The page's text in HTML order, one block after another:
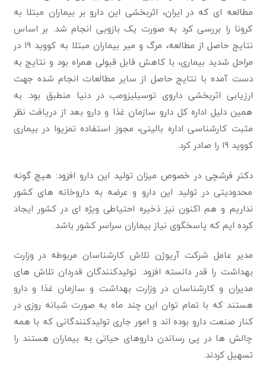
مطالعه ای که در ایران، اثربخشی این دارو بر بیماران مبتلا به
کرونا را بررسی کرد به صورت یک بازویی انجام شد. بر اساس
نتایج حاصل از مطالعه، مرگ و میر بیماران مبتلا به کووید ۱۹ در
مراحل شدید بیماری، با کاهش قابل قبولی همراه بود و نتایج به
دست آمده با نتایج حاصل از سایر مطالعات انجام شده جهت
ارزیابی اثربخشی داروی توسیلیزومب در دنیا منطبق بود. به
همین دلیل اداره کل دارو سازمان غذا و دارو بعد از دریافت نظر
مثبت کارشناسی اداره بالینی، مجوز استفاده تمزیوا در بیماری
کووید ۱۹ را صادر کرد.
دکتر فرشچی در خصوص میزان تولید این دارو افزود: هیچ گونه
محدودیتی در تولید این دارو و عرضه به داروخانه های کشور
نداریم و هم اکنون نیز ذخیره احتیاطی ویژه ای در کشور ایجاد
کرده ایم که پاسخگوی نیاز بیماران سراسر کشور باشد.
مدیر عامل شرکت آریوژن تلاش کارشناسان مربوطه در وزارت
بهداشت را قدر دانسته افزود: تولیدکنندگان قدردان تلاش های
مدیران و کارشناسان در وزارت بهداشت و سازمان غذا و دارو
هستند که با تمام توان این چند ماه به صورت شبانه روزی در
کنار صنعت دارو بوده اند و امور جاری تولیدکنندگانی که با همه
چالش ها در پی رساندن داروهای حیاتی به بیماران هستند را
تسهیل کردند.